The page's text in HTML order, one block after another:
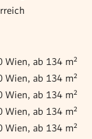
Wien, ab 134 m²
Wien, ab 134 m²
Wien, ab 134 m²
Wien, ab 134 m²
Wien, ab 134 m²